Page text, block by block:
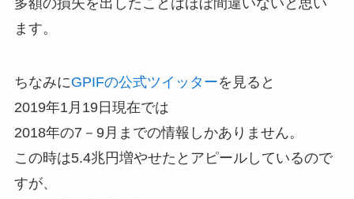
ます。
ちなみにGPIFの公式ツイッターを見ると
2019年1月19日現在では
2018年の7－9月までの情報しかありません。
この時は5.4兆円増やせたとアピールしているので
すが、